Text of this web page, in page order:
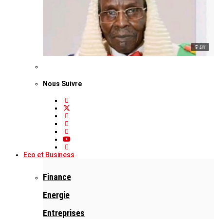
© DR
Nous Suivre
Eco et Business
Finance
Energie
Entreprises